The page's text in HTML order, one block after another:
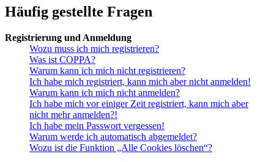
Häufig gestellte Fragen
Registrierung und Anmeldung
Wozu muss ich mich registrieren?
Was ist COPPA?
Warum kann ich mich nicht registrieren?
Ich habe mich registriert, kann mich aber nicht anmelden!
Warum kann ich mich nicht anmelden?
Ich habe mich vor einiger Zeit registriert, kann mich aber
nicht mehr anmelden?!
Ich habe mein Passwort vergessen!
Warum werde ich automatisch abgemeldet?
Wozu ist die Funktion „Alle Cookies löschen“?